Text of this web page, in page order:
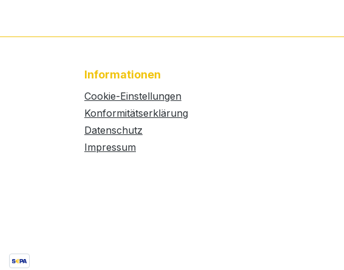
Informationen
Cookie-Einstellungen
Konformitätserklärung
Datenschutz
Impressum